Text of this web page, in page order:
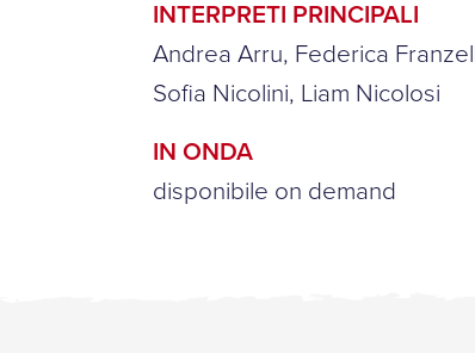
INTERPRETI PRINCIPALI
Andrea Arru, Federica
Sofia Nicolini, Liam Nicolosi
IN ONDA
disponibile on demand